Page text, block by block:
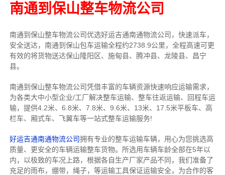
南通到保山整车物流公司
南通到保山整车物流公司优选好运吉通南通物流公司，快速派车，
安全送达，南通到保山包车运输全程约2738.9公里，全程高速可更
有效的将货物送达保山隆阳区、施甸县、腾冲县、龙陵县、昌宁
县。
南通到保山整车物流公司凭借丰富的车辆资源快速响应运输需求，
为各类大中小型企业/工厂解决整车运输、整车往返运输、回程车运
输， 提供4.2米、6.8米、7.8米、9.6米、13米、17.5米平板车、高
栏车、厢式车、飞翼车等一站式整车运输服务!
好运吉通南通物流公司拥有专业的整车运输车辆，用心为您挑选高
质量、更安全的车辆运输整车货物。所选用车辆车龄全部在5年以
内，以极致的车况上路，根据各自生产厂家产品不同，我们准备了
充足的雨布，绷带，绳子，等运输工具保证运输安全，为合作的客